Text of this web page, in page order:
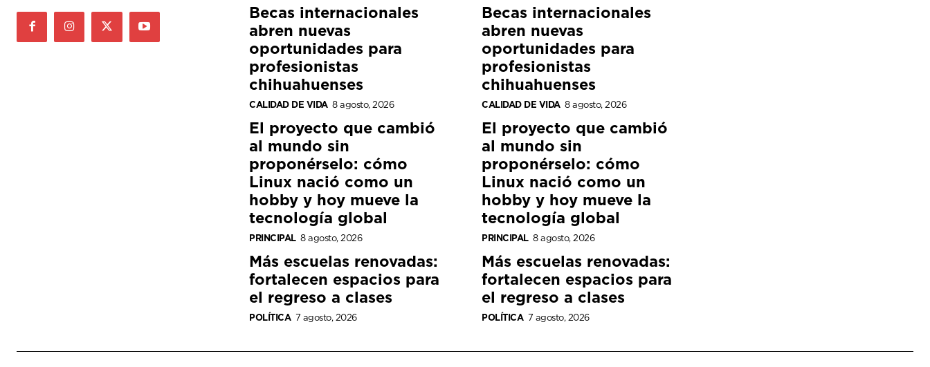
Becas internacionales
abren nuevas
oportunidades para
profesionistas
chihuahuenses
CALIDAD DE VIDA 8 agosto, 2026
El proyecto que cambió
al mundo sin
proponérselo: cómo
Linux nació como un
hobby y hoy mueve la
tecnología global
PRINCIPAL 8 agosto, 2026
Más escuelas renovadas:
fortalecen espacios para
el regreso a clases
POLÍTICA 7 agosto, 2026
Becas internacionales
abren nuevas
oportunidades para
profesionistas
chihuahuenses
CALIDAD DE VIDA 8 agosto, 2026
El proyecto que cambió
al mundo sin
proponérselo: cómo
Linux nació como un
hobby y hoy mueve la
tecnología global
PRINCIPAL 8 agosto, 2026
Más escuelas renovadas:
fortalecen espacios para
el regreso a clases
POLÍTICA 7 agosto, 2026